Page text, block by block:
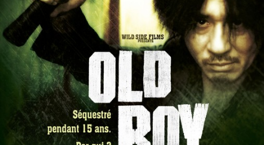
Vendre